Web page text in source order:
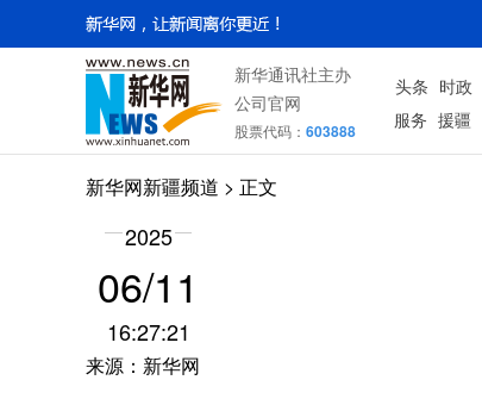
新华通讯社主办
公司官网
股票代码： 603888
头条 时政
服务 援疆
新华网新疆频道 > 正文
2025
06/11
16:27:21
来源：新华网